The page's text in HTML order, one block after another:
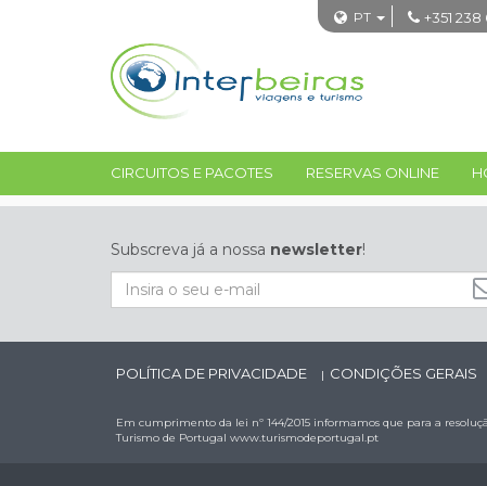
PT +351 238
CIRCUITOS E PACOTES RESERVAS ONLINE
Subscreva já a nossa newsletter!
POLÍTICA DE PRIVACIDADE | CONDIÇÕES GERAIS
Em cumprimento da lei nº 144/2015 informamos que para a
Turismo de Portugal www.turismodeportugal.pt